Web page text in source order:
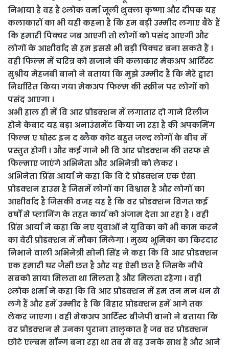
निभाया है वह है श्लोक वर्मा जूली शुक्ला कृष्णा और दीपक यह
कलाकारों का भी यही कहना है कि हम बड़ी उम्मीद लगाए बैठे हैं
कि हमारी पिक्चर जब आएगी तो लोगों को पसंद आएगी और
लोगों के आशीर्वाद से हम इससे भी बड़ी पिक्चर बना सकते हैं ।
वही फिल्म में चरित्र को सजाने की कलाकार मेकअप आर्टिस्ट
सुश्रीय मेहजबी बानो ने बताया कि मुझे उम्मीद है कि मेरे द्वारा
निर्धारित किया गया मेकअप फिल्म की स्क्रीन पर लोगों को
पसंद आएगा ।
अभी हाल ही में वि आर प्रोडक्शन में लगातार दो गाने रिलीज
होने केबाद यह बड़ा अनाउंसमेंट किया जा रहा है की अपकमिंग
फिल्म ए घोस्ट इन द ब्लैक कोट बहुत जल्द लोगों के बीच में
प्रस्तुत होगी । और कई गाने भी वि आर प्रोडक्शन की तरफ से
फिल्माए जाएंगे अभिनेता और अभिनेत्री को लेकर ।
अभिनेता प्रिंस आर्या ने कहा कि वि दे प्रोडक्शन एक ऐसा
प्रोडक्शन हाउस है जिसमें लोगों का विश्वास है और लोगों का
आशीर्वाद है जिसकी वजह यह है कि वर प्रोडक्शन विगत कई
वर्षों से प्लानिंग के तहत कार्य को अंजाम देता आ रहा है । वही
प्रिंस आर्या ने कहा कि नए युवाओं ने युविका को भी काम करने
का वेरी प्रोडक्शन में मौका मिलेगा । मुख्य भूमिका का किरदार
निभाने वाली अभिनेत्री सोनी सिंह ने कहा कि वि आर प्रोडक्शन
एक हमारी घर जैसी छत है और यह ऐसी छत है जिसके नीचे
सबको साया मिलता था मिलता है और मिलता रहेगा । वही
श्लोक शर्मा ने कहा कि वि आर प्रोडक्शन में हम तन मन धन से
लगे हैं और हमें उम्मीद है कि बिहार प्रोडक्शन हमें आगे तक
लेकर जाएगा । वही मेकअप आर्टिस्ट बीजेपी बानो ने बताया कि
वर प्रोडक्शन से उनका पुराना तालुकात है जब वर प्रोडक्शन
छोटे एल्बम सॉन्ग बना रहा था तब से वह उनके साथ हैं और आने